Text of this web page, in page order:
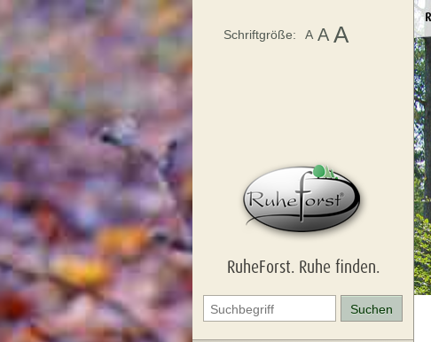
RuheForst. Ruhe finden.
Schriftgröße: A A A